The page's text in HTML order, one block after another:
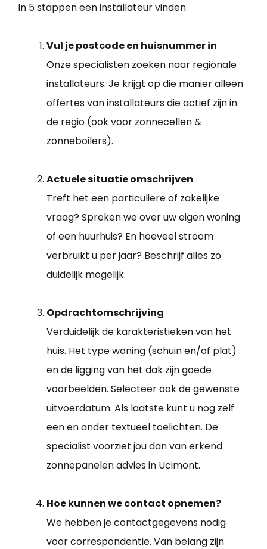
In 5 stappen een installateur vinden
Vul je postcode en huisnummer in
Onze specialisten zoeken naar regionale
installateurs. Je krijgt op die manier alleen
offertes van installateurs die actief zijn in
de regio (ook voor zonnecellen &
zonneboilers).
Actuele situatie omschrijven
Treft het een particuliere of zakelijke
vraag? Spreken we over uw eigen woning
of een huurhuis? En hoeveel stroom
verbruikt u per jaar? Beschrijf alles zo
duidelijk mogelijk.
Opdrachtomschrijving
Verduidelijk de karakteristieken van het
huis. Het type woning (schuin en/of plat)
en de ligging van het dak zijn goede
voorbeelden. Selecteer ook de gewenste
uitvoerdatum. Als laatste kunt u nog zelf
een en ander textueel toelichten. De
specialist voorziet jou dan van erkend
zonnepanelen advies in Ucimont.
Hoe kunnen we contact opnemen?
We hebben je contactgegevens nodig
voor correspondentie. Van belang zijn